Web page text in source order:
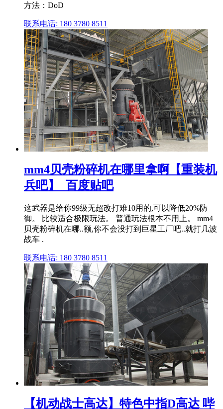
方法：DoD
联系电话: 180 3780 8511
mm4贝壳粉碎机在哪里拿啊【重装机
兵吧】_百度贴吧
这武器是给你99级无超改打难10用的,可以降低20%防
御。 比较适合极限玩法。 普通玩法根本不用上。 mm4
贝壳粉碎机在哪..额,你不会没打到巨星工厂吧..就打几波
战车 .
联系电话: 180 3780 8511
【机动战士高达】特色中指D高达 哔